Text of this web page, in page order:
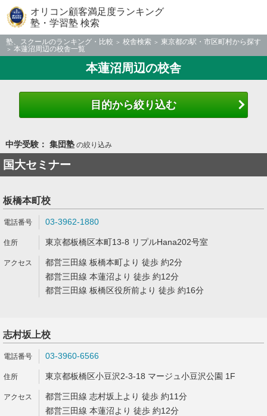
オリコン顧客満足度ランキング
塾・学習塾 検索
塾、スクールのランキング・比較 校舎検索
東京都の駅・市区町村から探す
本蓮沼周辺の校舎一覧
本蓮沼周辺の校舎
目的から絞り込む
中学受験： 集団塾の絞り込み
国大セミナー
板橋本町校
03-3962-1880
東京都板橋区本町13-8 リプルHana202号室
都営三田線 板橋本町より 徒歩 約2分
都営三田線 本蓮沼より 徒歩 約12分
都営三田線 板橋区役所前より 徒歩 約16分
志村坂上校
03-3960-6566
東京都板橋区小豆沢2-3-18 マージュ小豆沢公園 1F
都営三田線 志村坂上より 徒歩 約11分
都営三田線 本蓮沼より 徒歩 約12分